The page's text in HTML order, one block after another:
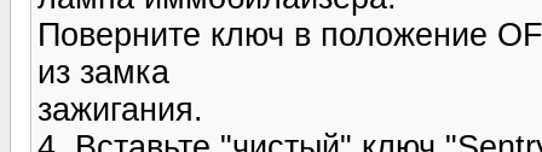
Поверните ключ в положение
из замка
зажигания.